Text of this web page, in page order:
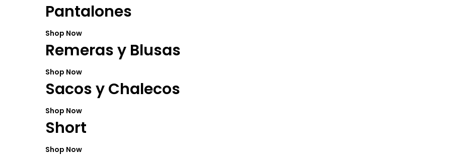
Pantalones
Shop Now
Remeras y Blusas
Shop Now
Sacos y Chalecos
Shop Now
Short
Shop Now